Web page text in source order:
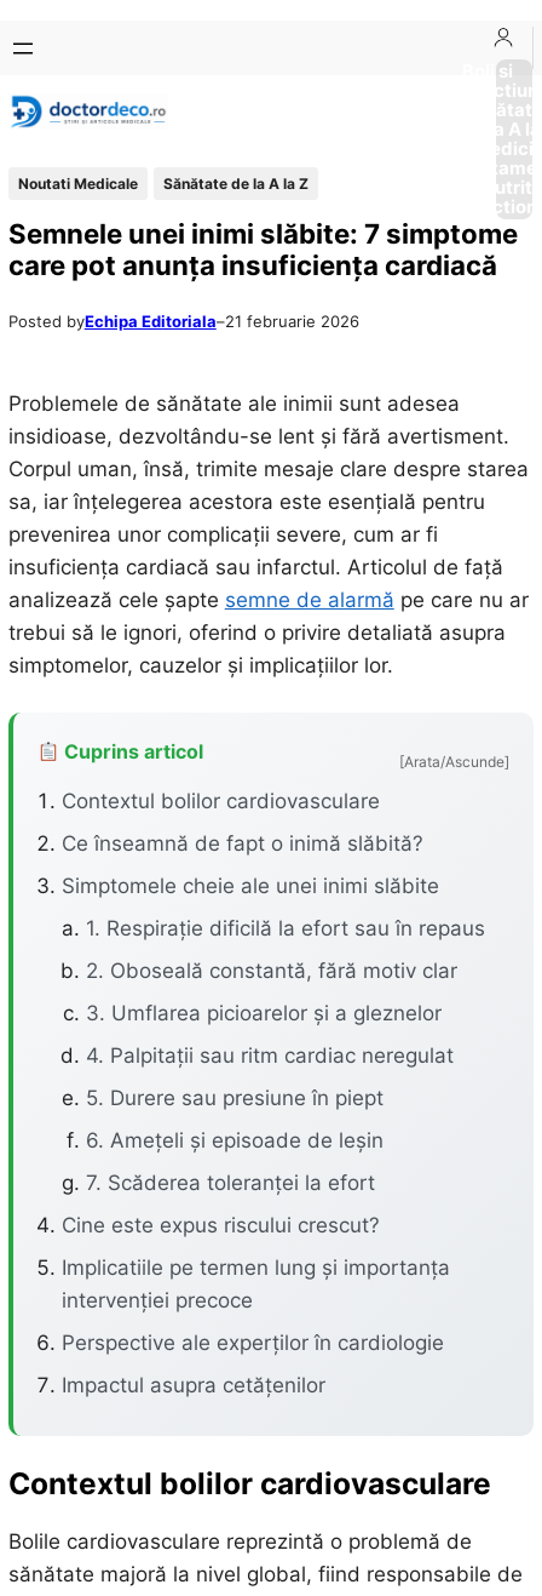
conținut
content
Boli si
Afectiuni
Sănătate
de la A
Noutati Medicale Sănătate de la A la Z
Semnele unei inimi slăbite: 7 simptome
care pot anunța insuficiența cardiacă
Posted byEchipa Editoriala–21 februarie 2026
Problemele de sănătate ale inimii sunt adesea
insidioase, dezvoltându-se lent și fără avertisment.
Corpul uman, însă, trimite mesaje clare despre starea
sa, iar înțelegerea acestora este esențială pentru
prevenirea unor complicații severe, cum ar fi
insuficiența cardiacă sau infarctul. Articolul de față
analizează cele șapte semne de alarmă pe care nu ar
trebui să le ignori, oferind o privire detaliată asupra
simptomelor, cauzelor și implicațiilor lor.
Cuprins articol [Arata/Ascunde]
Contextul bolilor cardiovasculare
Ce înseamnă de fapt o inimă slăbită?
Simptomele cheie ale unei inimi slăbite
1. Respirație dificilă la efort sau în repaus
2. Oboseală constantă, fără motiv clar
3. Umflarea picioarelor și a gleznelor
4. Palpitații sau ritm cardiac neregulat
5. Durere sau presiune în piept
6. Amețeli și episoade de leșin
7. Scăderea toleranței la efort
Cine este expus riscului crescut?
Implicatiile pe termen lung și importanța
intervenției precoce
Perspective ale experților în cardiologie
Impactul asupra cetățenilor
Contextul bolilor cardiovasculare
Bolile cardiovasculare reprezintă o problemă de
sănătate majoră la nivel global, fiind responsabile de